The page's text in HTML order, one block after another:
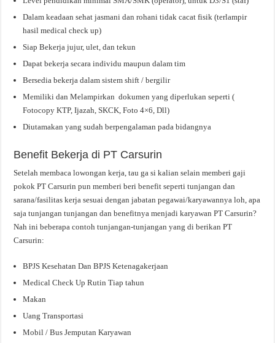
Dalam keadaan sehat jasmani dan rohani tidak cacat fisik (terlampir
hasil medical check up)
Siap Bekerja jujur, ulet, dan tekun
Dapat bekerja secara individu maupun dalam tim
Bersedia bekerja dalam sistem shift / bergilir
Memiliki dan Melampirkan dokumen yang diperlukan seperti (
Fotocopy KTP, Ijazah, SKCK, Foto 4×6, Dll)
Diutamakan yang sudah berpengalaman pada bidangnya
Benefit Bekerja di PT Carsurin
Setelah membaca lowongan kerja, tau ga si kalian selain memberi gaji
pokok PT Carsurin pun memberi beri benefit seperti tunjangan dan
sarana/fasilitas kerja sesuai dengan jabatan pegawai/karyawannya loh, apa
saja tunjangan tunjangan dan benefitnya menjadi karyawan PT Carsurin?
Nah ini beberapa contoh tunjangan-tunjangan yang di berikan PT
Carsurin:
BPJS Kesehatan Dan BPJS Ketenagakerjaan
Medical Check Up Rutin Tiap tahun
Makan
Uang Transportasi
Mobil / Bus Jemputan Karyawan